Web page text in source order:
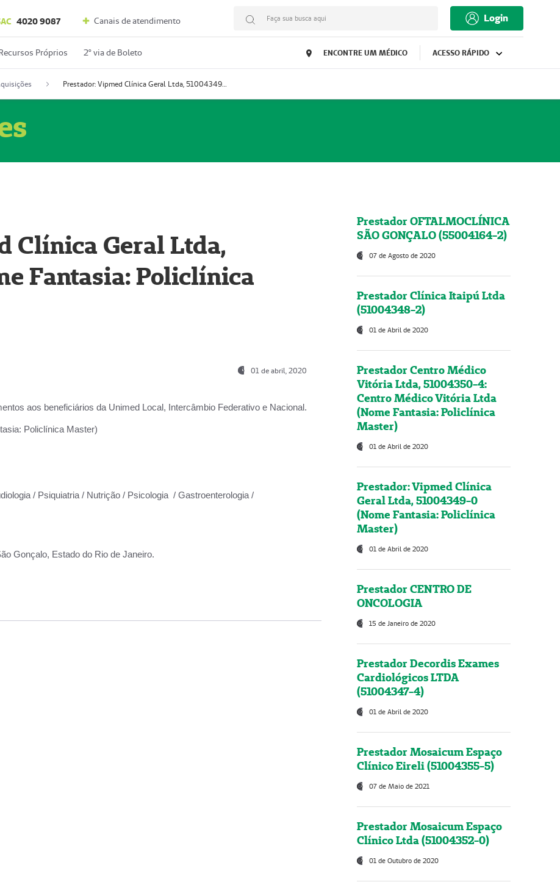
4020 9087 Canais de atendimento Faça sua busca aqui Login
Próprios 2º via de Boleto ENCONTRE UM MÉDICO ACESSO RÁPIDO
Prestador: Vipmed Clínica Geral Ltda, 51004349-0 (Nome Fantasia: Policlínica Master)
Clínica Geral Ltda,
Fantasia: Policlínica
01 de abril, 2020
aos beneficiários da Unimed Local, Intercâmbio Federativo e Nacional.
Policlínica Master)
/ Psiquiatria / Nutrição / Psicologia / Gastroenterologia /
Gonçalo, Estado do Rio de Janeiro.
Prestador OFTALMOCLÍNICA
SÃO GONÇALO (55004164-2)
07 de Agosto de 2020
Prestador Clínica Itaipú Ltda
(51004348-2)
01 de Abril de 2020
Prestador Centro Médico
Vitória Ltda, 51004350-4:
Centro Médico Vitória Ltda
(Nome Fantasia: Policlínica
Master)
01 de Abril de 2020
Prestador: Vipmed Clínica
Geral Ltda, 51004349-0
(Nome Fantasia: Policlínica
Master)
01 de Abril de 2020
Prestador CENTRO DE
ONCOLOGIA
15 de Janeiro de 2020
Prestador Decordis Exames
Cardiológicos LTDA
(51004347-4)
01 de Abril de 2020
Prestador Mosaicum Espaço
Clínico Eireli (51004355-5)
07 de Maio de 2021
Prestador Mosaicum Espaço
Clínico Ltda (51004352-0)
01 de Outubro de 2020